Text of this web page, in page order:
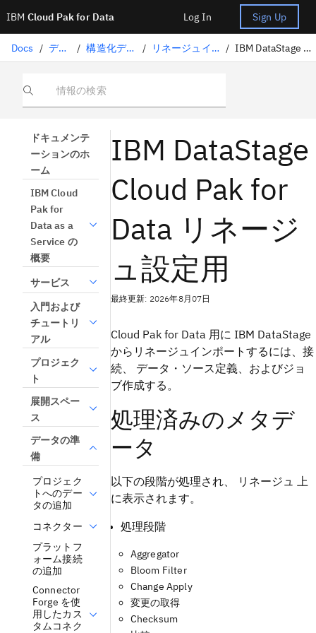
IBM Cloud Pak for Data Log In Sign Up
Docs / データの準備 / 構造化データのキュレーション / リネージュインポートに対応したコネクタ / IBM DataStage Cloud Pak for Data リネージュ設定用
情報の検索
ドキュメンテ
ーションのホ
ーム
IBM Cloud
Pak for
Data as a
Service の
概要
サービス
入門および
チュートリ
アル
プロジェク
ト
展開スペー
ス
データの準
備
プロジェク
トへのデー
タの追加
コネクター
プラットフ
ォーム接続
の追加
Connector
Forge を使
用したカス
タムコネク
IBM DataStage
Cloud Pak for
Data リネージ
ュ設定用
最終更新: 2026年8月07日
Cloud Pak for Data 用に IBM DataStage
からリネージュインポートするには、接
続、 データ・ソース定義、およびジョ
ブ作成する。
処理済みのメタデ
ータ
以下の段階が処理され、 リネージュ 上
に表示されます。
処理段階
Aggregator
Bloom Filter
Change Apply
変更の取得
Checksum